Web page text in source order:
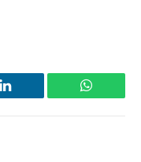
LinkedIn